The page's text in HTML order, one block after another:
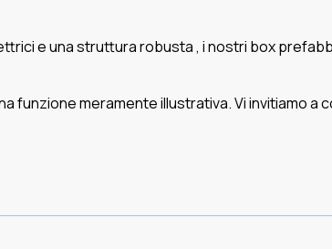
e una struttura robusta , i nostri box
funzione meramente illustrativa. Vi invitiamo